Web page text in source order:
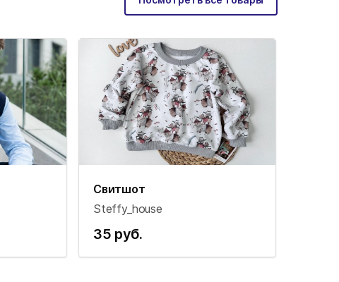
Свитшот
Steffy_house
35 руб.